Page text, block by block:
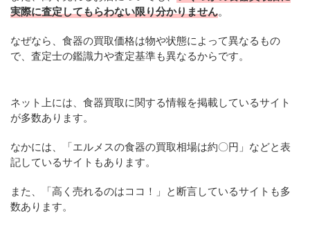
実際に査定してもらわない限り分かりません。
なぜなら、食器の買取価格は物や状態によって異なるもの
で、査定士の鑑識力や査定基準も異なるからです。
ネット上には、食器買取に関する情報を掲載しているサイト
が多数あります。
なかには、「エルメスの食器の買取相場は約〇円」などと表
記しているサイトもあります。
また、「高く売れるのはココ！」と断言しているサイトも多
数あります。